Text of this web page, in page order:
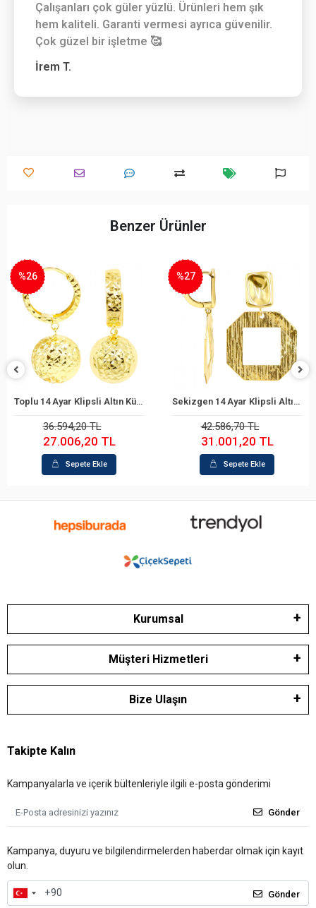
Çalışanları çok güler yüzlü. Ürünleri hem şık
hem kaliteli. Garanti vermesi ayrıca güvenilir.
Çok güzel bir işletme 🥰
İrem T.
Benzer Ürünler
Sepete Ekle
Toplu 14 Ayar Klipsli Altın Küpe
%26
36.594,20 TL
27.006,20 TL
Sepete Ekle
Sepete Ekle
Sekizgen 14 Ayar Klipsli Altın Küpe
%27
42.586,70 TL
31.001,20 TL
Sepete Ekle
Kurumsal
Müşteri Hizmetleri
Bize Ulaşın
Takipte Kalın
Kampanyalarla ve içerik bültenleriyle ilgili e-posta gönderimi
Gönder
Kampanya, duyuru ve bilgilendirmelerden haberdar olmak için kayıt
olun.
Gönder